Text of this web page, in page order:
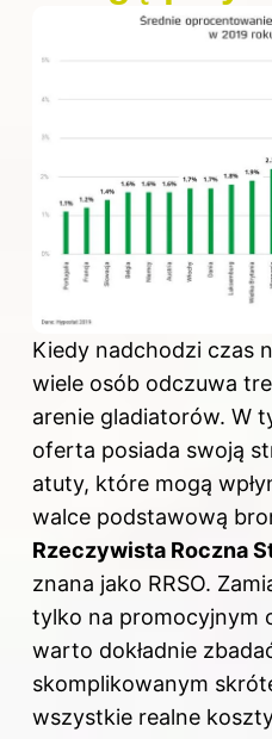
Kiedy nadchodzi czas
wiele osób odczuwa
arenie gladiatorów. W
oferta posiada swoją
atuty, które mogą
walce podstawową
Rzeczywista Roczna
znana jako RRSO.
tylko na promocyjnym
warto dokładnie
skomplikowanym
wszystkie realne